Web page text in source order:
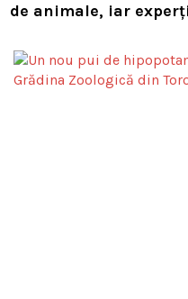
de animale, iar